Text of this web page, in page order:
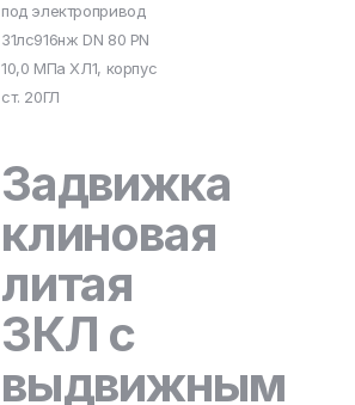
под электропривод
31лс916нж DN 80 PN
10,0 МПа ХЛ1, корпус
ст. 20ГЛ
Задвижка
клиновая
литая
ЗКЛ с
выдвижным